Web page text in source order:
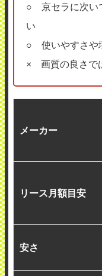
○ 京セラに次い
い
○ 使いやすさや
× 画質の良さで
メーカー
リース月額目安
安さ